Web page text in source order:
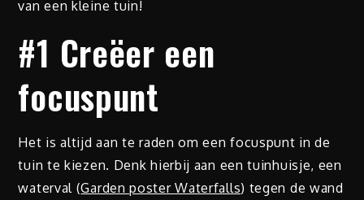
van een kleine tuin!
#1 Creëer een
focuspunt
Het is altijd aan te raden om een focuspunt in de
tuin te kiezen. Denk hierbij aan een tuinhuisje, een
waterval (Garden poster Waterfalls) tegen de wand